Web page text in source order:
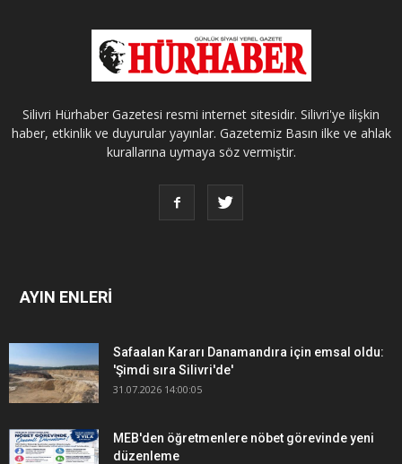
Silivri Hürhaber Gazetesi resmi internet sitesidir. Silivri'ye ilişkin
haber, etkinlik ve duyurular yayınlar. Gazetemiz Basın ilke ve ahlak
kurallarına uymaya söz vermiştir.
AYIN ENLERİ
Safaalan Kararı Danamandıra için emsal oldu:
'Şimdi sıra Silivri'de'
31.07.2026 14:00:05
MEB'den öğretmenlere nöbet görevinde yeni
düzenleme